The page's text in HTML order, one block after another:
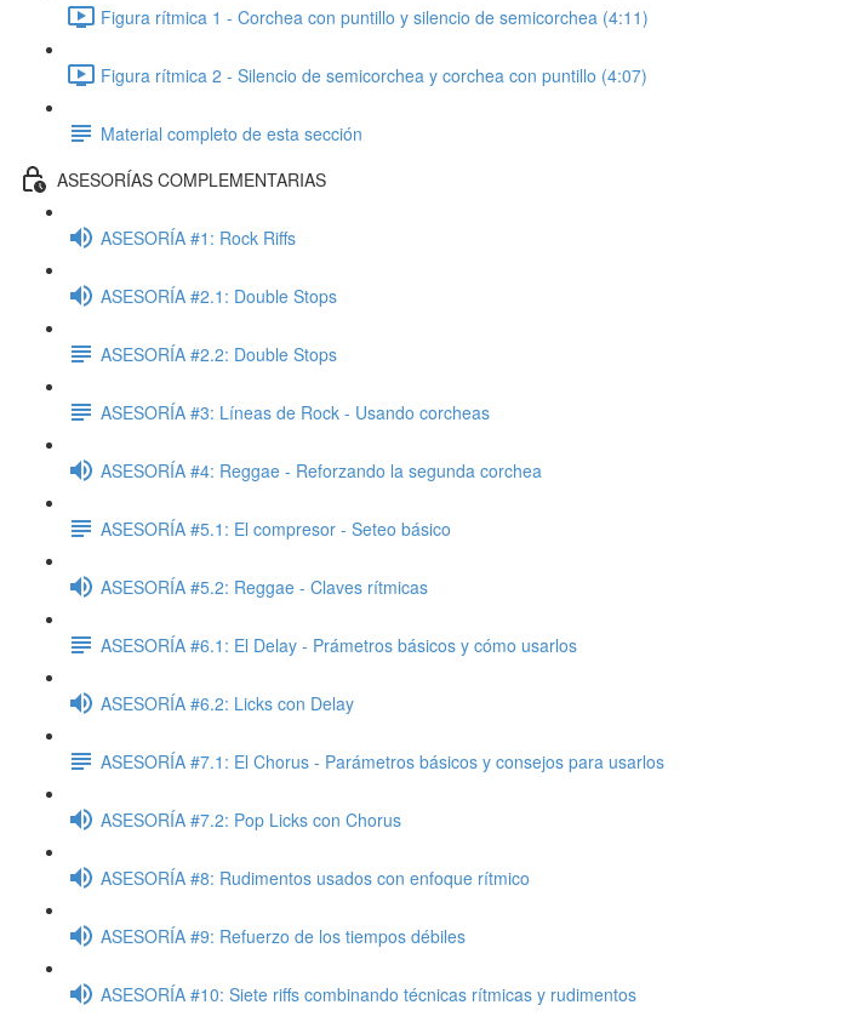
Figura rítmica 1 - Corchea con puntillo y silencio de semicorchea (4:11)
Figura rítmica 2 - Silencio de semicorchea y corchea con puntillo (4:07)
Material completo de esta sección
ASESORÍAS COMPLEMENTARIAS
ASESORÍA #1: Rock Riffs
ASESORÍA #2.1: Double Stops
ASESORÍA #2.2: Double Stops
ASESORÍA #3: Líneas de Rock - Usando corcheas
ASESORÍA #4: Reggae - Reforzando la segunda corchea
ASESORÍA #5.1: El compresor - Seteo básico
ASESORÍA #5.2: Reggae - Claves rítmicas
ASESORÍA #6.1: El Delay - Prámetros básicos y cómo usarlos
ASESORÍA #6.2: Licks con Delay
ASESORÍA #7.1: El Chorus - Parámetros básicos y consejos para usarlos
ASESORÍA #7.2: Pop Licks con Chorus
ASESORÍA #8: Rudimentos usados con enfoque rítmico
ASESORÍA #9: Refuerzo de los tiempos débiles
ASESORÍA #10: Siete riffs combinando técnicas rítmicas y rudimentos